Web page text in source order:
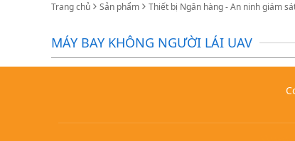
Trang chủ Sản phẩm Thiết bị Ngân hàng - An ninh giám
MÁY BAY KHÔNG NGƯỜI LÁI UAV